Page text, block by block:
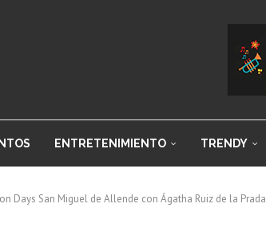
ENTRETENIMIENTO TRENDY
Days San Miguel de Allende con Ágatha Ruiz de la Prada